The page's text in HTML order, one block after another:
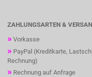
ZAHLUNGSARTEN &
» Vorkasse
» PayPal (Kreditkarte,
Rechnung)
» Rechnung auf Anfrage